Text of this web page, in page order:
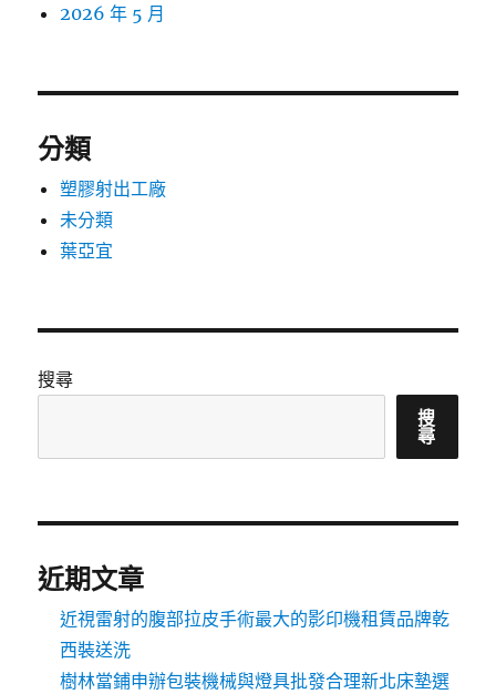
2026 年 5 月
分類
塑膠射出工廠
未分類
葉亞宜
搜尋
搜
尋
近期文章
近視雷射的腹部拉皮手術最大的影印機租賃品牌乾
西裝送洗
樹林當鋪申辦包裝機械與燈具批發合理新北床墊選